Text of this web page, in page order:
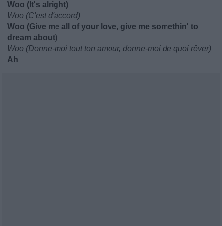
Woo (It's alright)
Woo (C'est d'accord)
Woo (Give me all of your love, give me somethin' to
dream about)
Woo (Donne-moi tout ton amour, donne-moi de quoi rêver)
Ah